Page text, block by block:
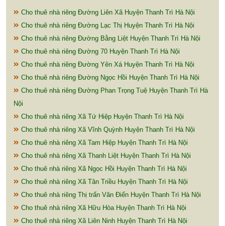
Cho thuê nhà riêng Đường Liên Xã Huyện Thanh Trì Hà Nội
Cho thuê nhà riêng Đường Lạc Thị Huyện Thanh Trì Hà Nội
Cho thuê nhà riêng Đường Bằng Liệt Huyện Thanh Trì Hà Nội
Cho thuê nhà riêng Đường 70 Huyện Thanh Trì Hà Nội
Cho thuê nhà riêng Đường Yên Xá Huyện Thanh Trì Hà Nội
Cho thuê nhà riêng Đường Ngọc Hồi Huyện Thanh Trì Hà Nội
Cho thuê nhà riêng Đường Phan Trọng Tuệ Huyện Thanh Trì Hà
Nội
Cho thuê nhà riêng Xã Tứ Hiệp Huyện Thanh Trì Hà Nội
Cho thuê nhà riêng Xã Vĩnh Quỳnh Huyện Thanh Trì Hà Nội
Cho thuê nhà riêng Xã Tam Hiệp Huyện Thanh Trì Hà Nội
Cho thuê nhà riêng Xã Thanh Liệt Huyện Thanh Trì Hà Nội
Cho thuê nhà riêng Xã Ngọc Hồi Huyện Thanh Trì Hà Nội
Cho thuê nhà riêng Xã Tân Triều Huyện Thanh Trì Hà Nội
Cho thuê nhà riêng Thị trấn Văn Điển Huyện Thanh Trì Hà Nội
Cho thuê nhà riêng Xã Hữu Hòa Huyện Thanh Trì Hà Nội
Cho thuê nhà riêng Xã Liên Ninh Huyện Thanh Trì Hà Nội